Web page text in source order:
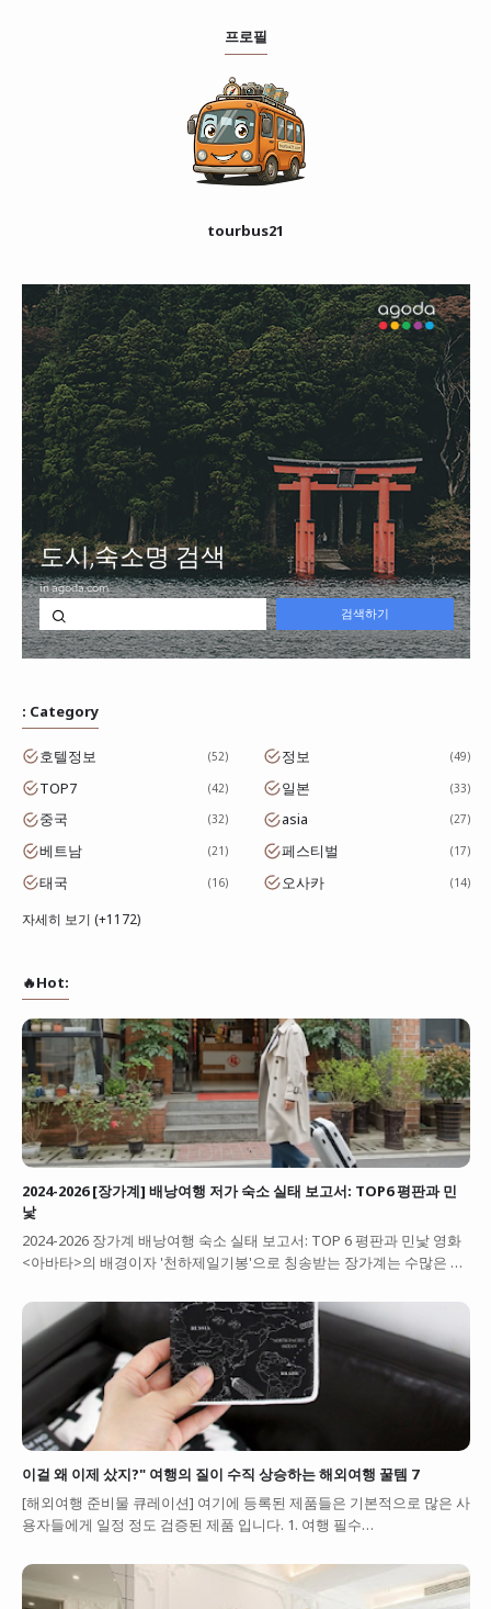
프로필
tourbus21
: Category
호텔정보 52 정보 49
TOP7 42 일본 33
중국 32 asia 27
베트남 21 페스티벌 17
태국 16 오사카 14
자세히 보기 (+1172)
🔥Hot:
2024-2026 [장가계] 배낭여행 저가 숙소 실태 보고서: TOP6 평판과 민
낯
2024-2026 장가계 배낭여행 숙소 실태 보고서: TOP 6 평판과 민낯 영화
<아바타>의 배경이자 '천하제일기봉'으로 칭송받는 장가계는 수많은 …
이걸 왜 이제 샀지?" 여행의 질이 수직 상승하는 해외여행 꿀템 7
[해외여행 준비물 큐레이션] 여기에 등록된 제품들은 기본적으로 많은 사
용자들에게 일정 정도 검증된 제품 입니다. 1. 여행 필수…